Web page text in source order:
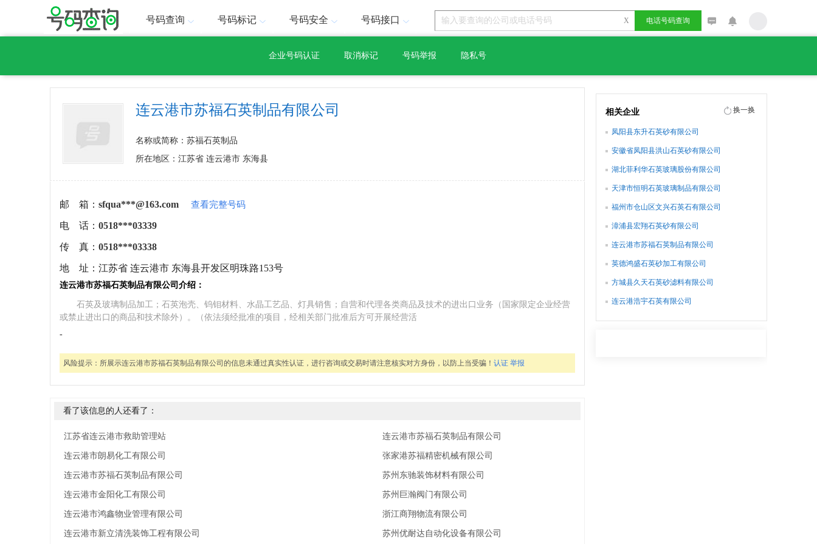
号码查询 号码标记 号码安全 号码接口 X 电话号码查询
企业号码认证 取消标记 号码举报 隐私号
连云港市苏福石英制品有限公司
名称或简称：苏福石英制品
所在地区：江苏省 连云港市 东海县
邮 箱： sfqua***@163.com 查看完整号码
电 话： 0518***03339
传 真： 0518***03338
地 址： 江苏省 连云港市 东海县开发区明珠路153号
连云港市苏福石英制品有限公司介绍：
石英及玻璃制品加工；石英泡壳、钨钼材料、水晶工艺品、灯具销售；自营和代理各类商品及技术的进出口业务（国家限定企业经营
或禁止进出口的商品和技术除外）。（依法须经批准的项目，经相关部门批准后方可开展经营活
-
风险提示： 所展示连云港市苏福石英制品有限公司的信息未通过真实性认证，进行咨询或交易时请注意核实对方身份，以防上当受骗！ 认证 举报
看了该信息的人还看了：
江苏省连云港市救助管理站
连云港市朗易化工有限公司
连云港市苏福石英制品有限公司
连云港市金阳化工有限公司
连云港市鸿鑫物业管理有限公司
连云港市新立清洗装饰工程有限公司
连云港市苏福石英制品有限公司
张家港苏福精密机械有限公司
苏州东驰装饰材料有限公司
苏州巨瀚阀门有限公司
浙江商翔物流有限公司
苏州优耐达自动化设备有限公司
相关企业 换一换
凤阳县东升石英砂有限公司
安徽省凤阳县洪山石英砂有限公司
湖北菲利华石英玻璃股份有限公司
天津市恒明石英玻璃制品有限公司
福州市仓山区文兴石英石有限公司
漳浦县宏翔石英砂有限公司
连云港市苏福石英制品有限公司
英德鸿盛石英砂加工有限公司
方城县久天石英砂滤料有限公司
连云港浩宇石英有限公司